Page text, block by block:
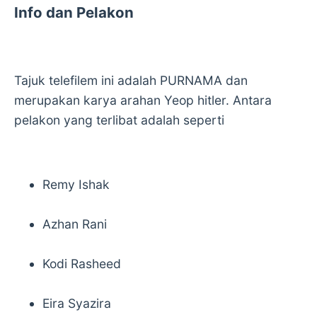
Info dan Pelakon
Tajuk telefilem ini adalah PURNAMA dan
merupakan karya arahan Yeop hitler. Antara
pelakon yang terlibat adalah seperti
Remy Ishak
Azhan Rani
Kodi Rasheed
Eira Syazira